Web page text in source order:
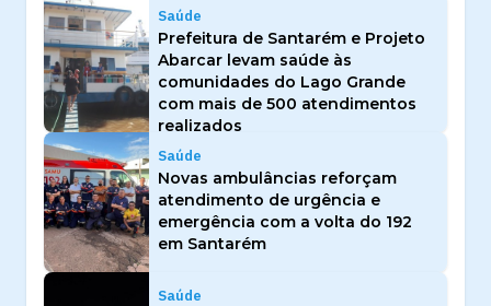
Saúde
Prefeitura de Santarém e Projeto
Abarcar levam saúde às
comunidades do Lago Grande
com mais de 500 atendimentos
realizados
Saúde
Novas ambulâncias reforçam
atendimento de urgência e
emergência com a volta do 192
em Santarém
Saúde